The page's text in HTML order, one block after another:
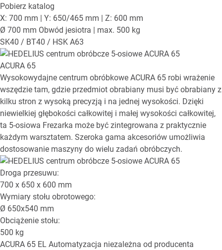
Pobierz katalog
X: 700 mm | Y: 650/465 mm | Z: 600 mm
Ø 700 mm Obwód jesiotra | max. 500 kg
SK40 / BT40 / HSK A63
ACURA 65
Wysokowydajne centrum obróbkowe ACURA 65 robi wrażenie
wszędzie tam, gdzie przedmiot obrabiany musi być obrabiany z
kilku stron z wysoką precyzją i na jednej wysokości. Dzięki
niewielkiej głębokości całkowitej i małej wysokości całkowitej,
ta 5-osiowa Frezarka może być zintegrowana z praktycznie
każdym warsztatem. Szeroka gama akcesoriów umożliwia
dostosowanie maszyny do wielu zadań obróbczych.
Droga przesuwu:
700 x 650 x 600 mm
Wymiary stołu obrotowego:
Ø 650x540 mm
Obciążenie stołu:
500 kg
ACURA 65 EL Automatyzacja niezależna od producenta